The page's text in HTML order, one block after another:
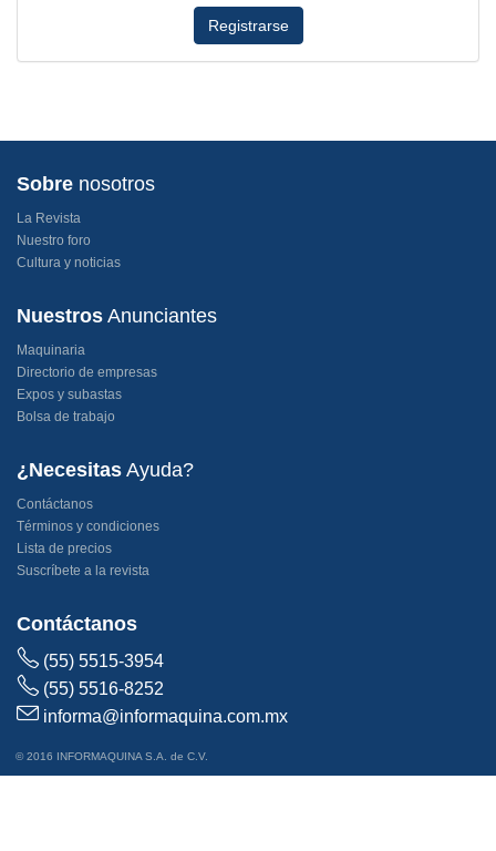
Registrarse
Sobre nosotros
La Revista
Nuestro foro
Cultura y noticias
Nuestros Anunciantes
Maquinaria
Directorio de empresas
Expos y subastas
Bolsa de trabajo
¿Necesitas Ayuda?
Contáctanos
Términos y condiciones
Lista de precios
Suscríbete a la revista
Contáctanos
(55) 5515-3954
(55) 5516-8252
informa@informaquina.com.mx
© 2016 INFORMAQUINA S.A. de C.V.